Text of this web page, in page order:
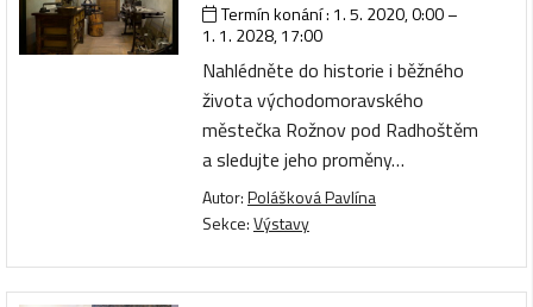
Termín konání : 1. 5. 2020, 0:00–
1. 1. 2028, 17:00
Nahlédněte do historie i běžného
života východomoravského
městečka Rožnov pod Radhoštěm
a sledujte jeho proměny…
Autor:Polášková Pavlína
Sekce:Výstavy